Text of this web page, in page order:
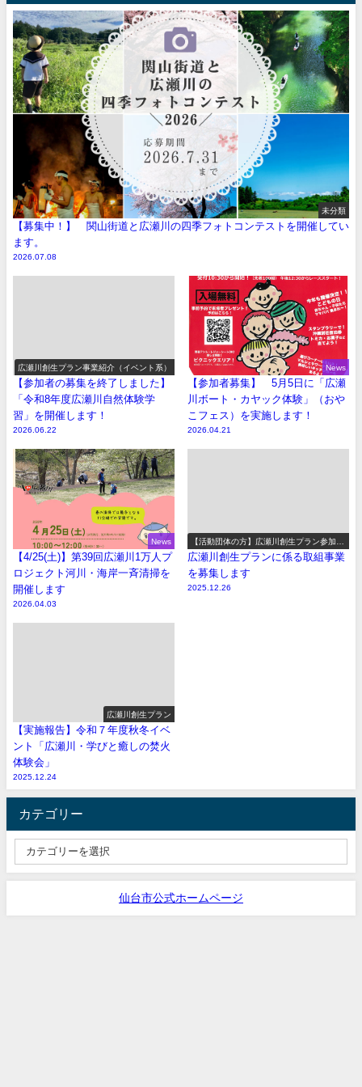
未分類
【募集中！】 関山街道と広瀬川の四季フォトコンテストを開催してい
ます。
2026.07.08
広瀬川創生プラン事業紹介（イベント系）
【参加者の募集を終了しました】
「令和8年度広瀬川自然体験学
習」を開催します！
2026.06.22
News
【参加者募集】 5月5日に「広瀬
川ボート・カヤック体験」（おや
こフェス）を実施します！
2026.04.21
News
【4/25(土)】第39回広瀬川1万人プ
ロジェクト河川・海岸一斉清掃を
開催します
2026.04.03
【活動団体の方】広瀬川創生プラン参加事
業の募集
広瀬川創生プランに係る取組事業
を募集します
2025.12.26
広瀬川創生プラン
【実施報告】令和７年度秋冬イベ
ント「広瀬川・学びと癒しの焚火
体験会」
2025.12.24
カテゴリー
仙台市公式ホームページ